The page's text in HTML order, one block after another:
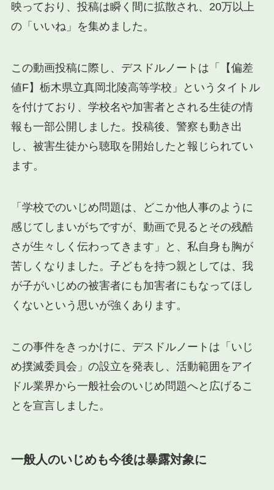
映っており、投稿は瞬く間に拡散され、20万以上
の「いいね」を集めました。
この動画投稿に際し、デスドルノートは「【偏差
値F】栃木県立真岡北陵高等学校」というタイトル
を付けており、学校名や加害者とされる生徒の情
報も一部公開しました。投稿後、警察も動き出
し、被害生徒から聴取を開始したと報じられてい
ます。
「学校でのいじめ問題は、どこか他人事のように
感じてしまいがちですが、動画で見るとその残酷
さが生々しく伝わってきます」と、私自身も胸が
苦しくなりました。子どもを持つ親としては、我
が子がいじめの被害者にも加害者にもなってほし
くないという思いが強くあります。
この事件をきっかけに、デスドルノートは「いじ
め撲滅委員会」の設立を発表し、活動範囲をアイ
ドル業界から一般社会のいじめ問題へと広げるこ
とを宣言しました。
一般人のいじめも今後は暴露対象に